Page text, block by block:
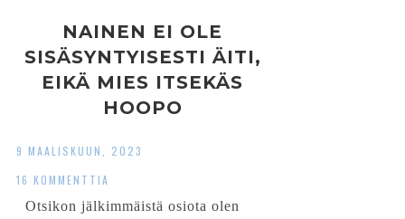
NAINEN EI OLE
SISÄSYNTYISESTI ÄITI,
EIKÄ MIES ITSEKÄS
HOOPO
9 MAALISKUUN, 2023
16 KOMMENTTIA
Otsikon jälkimmäistä osiota olen